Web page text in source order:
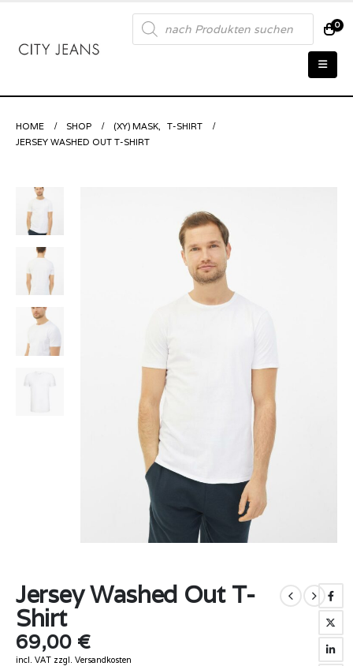
Products
search 0
HOME SHOP (XY) MASK,
T-SHIRT
JERSEY WASHED OUT T-SHIRT
Jersey Washed Out T-
Shirt
69,00 €
incl. VAT zzgl. Versandkosten